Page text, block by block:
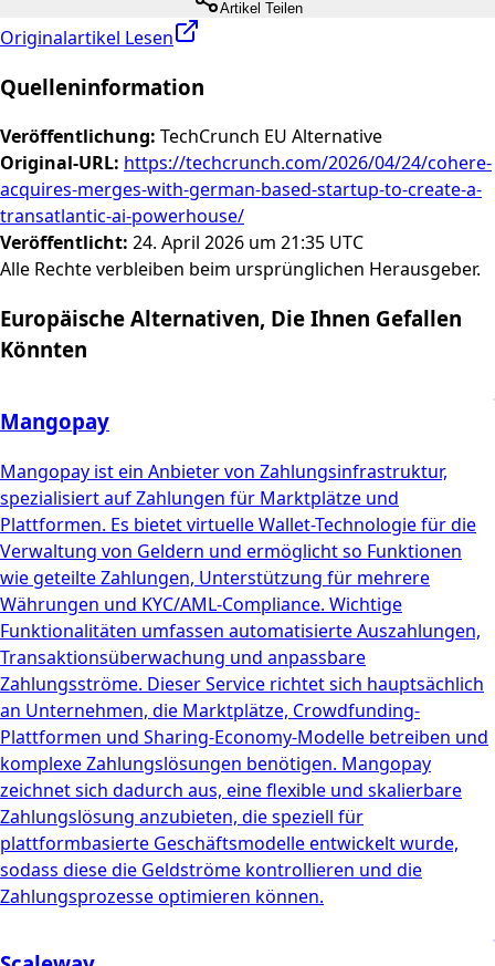
Artikel Teilen
Originalartikel Lesen
Quelleninformation
Veröffentlichung: TechCrunch EU Alternative
Original-URL: https://techcrunch.com/2026/04/24/cohere-
acquires-merges-with-german-based-startup-to-create-a-
transatlantic-ai-powerhouse/
Veröffentlicht: 24. April 2026 um 21:35 UTC
Alle Rechte verbleiben beim ursprünglichen Herausgeber.
Europäische Alternativen, Die Ihnen Gefallen
Könnten
Mangopay
Mangopay ist ein Anbieter von Zahlungsinfrastruktur,
spezialisiert auf Zahlungen für Marktplätze und
Plattformen. Es bietet virtuelle Wallet-Technologie für die
Verwaltung von Geldern und ermöglicht so Funktionen
wie geteilte Zahlungen, Unterstützung für mehrere
Währungen und KYC/AML-Compliance. Wichtige
Funktionalitäten umfassen automatisierte Auszahlungen,
Transaktionsüberwachung und anpassbare
Zahlungsströme. Dieser Service richtet sich hauptsächlich
an Unternehmen, die Marktplätze, Crowdfunding-
Plattformen und Sharing-Economy-Modelle betreiben und
komplexe Zahlungslösungen benötigen. Mangopay
zeichnet sich dadurch aus, eine flexible und skalierbare
Zahlungslösung anzubieten, die speziell für
plattformbasierte Geschäftsmodelle entwickelt wurde,
sodass diese die Geldströme kontrollieren und die
Zahlungsprozesse optimieren können.